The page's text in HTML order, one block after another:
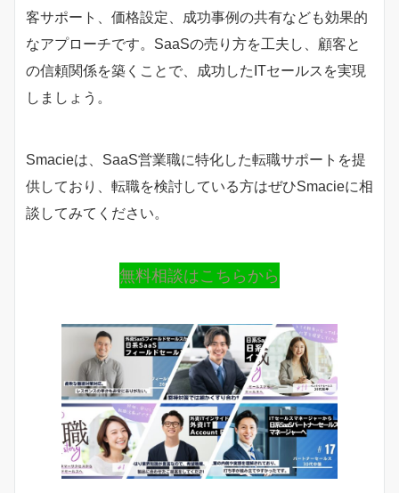
客サポート、価格設定、成功事例の共有なども効果的
なアプローチです。SaaSの売り方を工夫し、顧客と
の信頼関係を築くことで、成功したITセールスを実現
しましょう。
Smacieは、SaaS営業職に特化した転職サポートを提
供しており、転職を検討している方はぜひSmacieに相
談してみてください。
無料相談はこちらから